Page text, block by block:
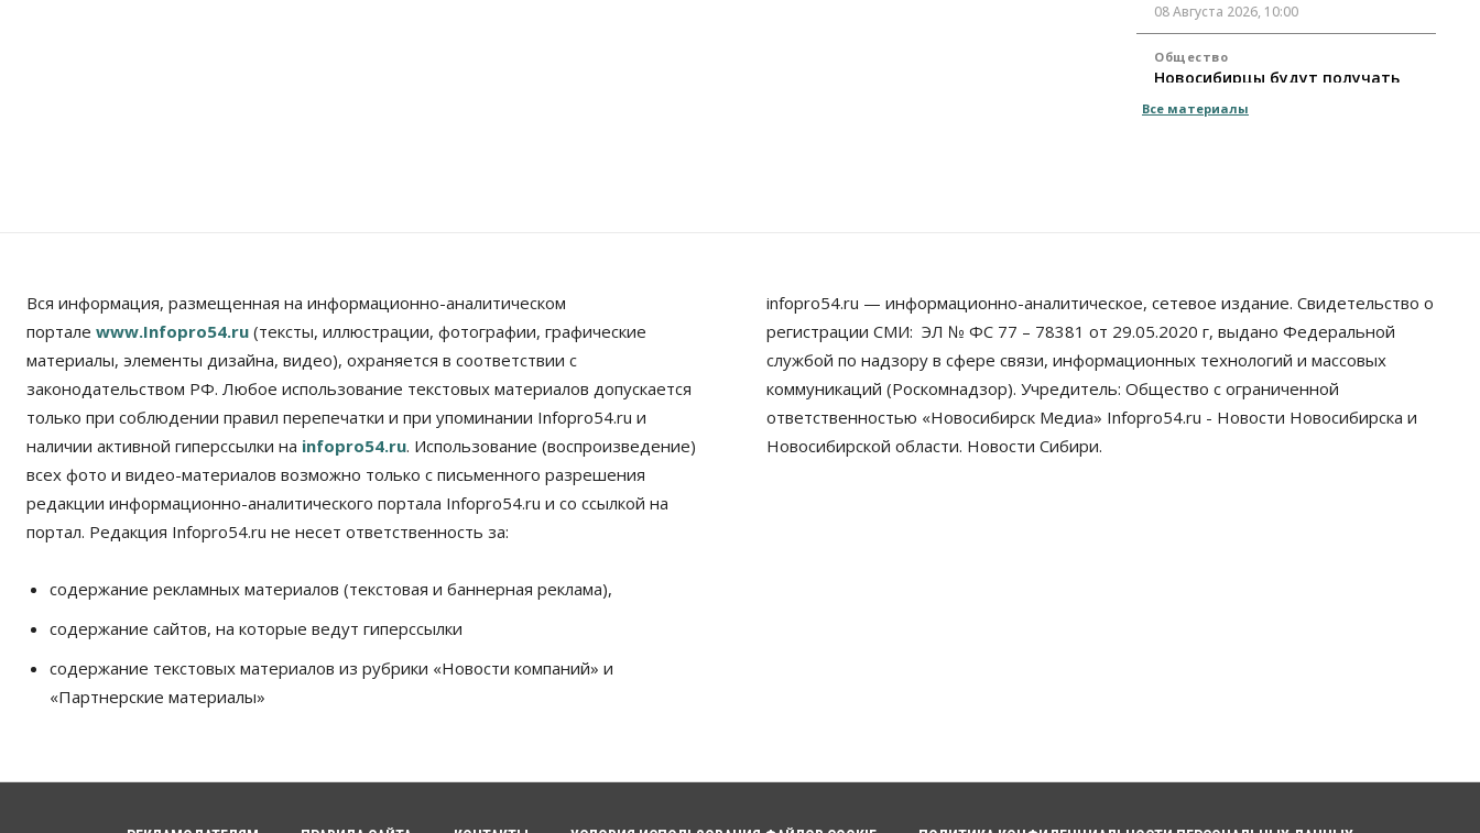
08 Августа 2026, 10:00
Общество
Новосибирцы будут получать
08 Августа 2026, 09:00
В Новосибирске
прошёл митинг против нового
закона о памятниках
07 Августа 2026, 18:00
Бизнес
Все материалы
Вся информация, размещенная на информационно-аналитическом
портале www.Infopro54.ru (тексты, иллюстрации, фотографии, графические
материалы, элементы дизайна, видео), охраняется в соответствии с
законодательством РФ. Любое использование текстовых материалов допускается
только при соблюдении правил перепечатки и при упоминании Infopro54.ru и
наличии активной гиперссылки на infopro54.ru. Использование (воспроизведение)
всех фото и видео-материалов возможно только с письменного разрешения
редакции информационно-аналитического портала Infopro54.ru и со ссылкой на
портал. Редакция Infopro54.ru не несет ответственность за:
содержание рекламных материалов (текстовая и баннерная реклама),
содержание сайтов, на которые ведут гиперссылки
содержание текстовых материалов из рубрики «Новости компаний» и
«Партнерские материалы»
infopro54.ru — информационно-аналитическое, сетевое издание. Свидетельство о
регистрации СМИ: ЭЛ № ФС 77 – 78381 от 29.05.2020 г, выдано Федеральной
службой по надзору в сфере связи, информационных технологий и массовых
коммуникаций (Роскомнадзор). Учредитель: Общество с ограниченной
ответственностью «Новосибирск Медиа» Infopro54.ru - Новости Новосибирска и
Новосибирской области. Новости Сибири.